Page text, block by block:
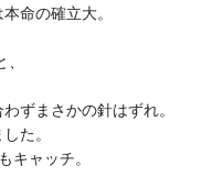
命の確立大。
ずまさかの針はずれ。
た。
ャッチ。